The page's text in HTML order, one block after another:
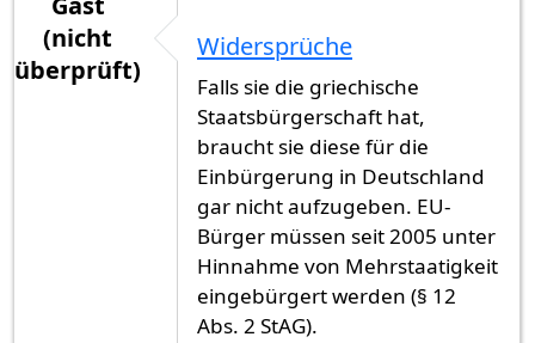
(nicht
überprüft)
Widersprüche
Falls sie die griechische
Staatsbürgerschaft hat,
braucht sie diese für die
Einbürgerung in Deutschland
gar nicht aufzugeben. EU-
Bürger müssen seit 2005 unter
Hinnahme von Mehrstaatigkeit
eingebürgert werden (§ 12
Abs. 2 StAG).